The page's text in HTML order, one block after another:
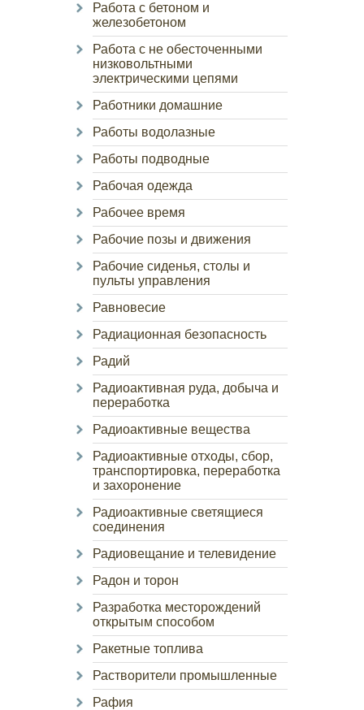
Работа с бетоном и
железобетоном
Работа с не обесточенными
низковольтными
электрическими цепями
Работники домашние
Работы водолазные
Работы подводные
Рабочая одежда
Рабочее время
Рабочие позы и движения
Рабочие сиденья, столы и
пульты управления
Равновесие
Радиационная безопасность
Радий
Радиоактивная руда, добыча и
переработка
Радиоактивные вещества
Радиоактивные отходы, сбор,
транспортировка, переработка
и захоронение
Радиоактивные светящиеся
соединения
Радиовещание и телевидение
Радон и торон
Разработка месторождений
открытым способом
Ракетные топлива
Растворители промышленные
Рафия